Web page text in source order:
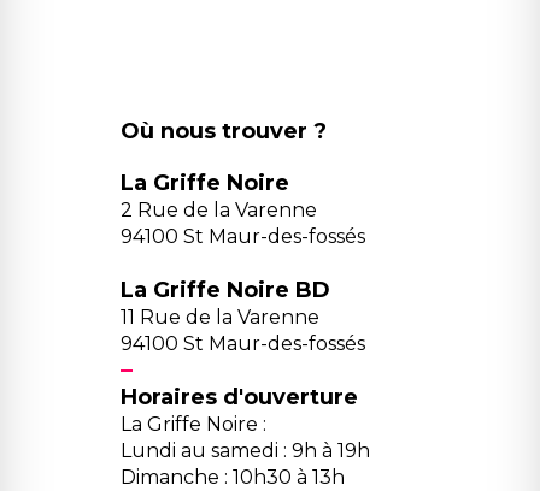
Où nous trouver ?
La Griffe Noire
2 Rue de la Varenne
94100 St Maur-des-fossés
La Griffe Noire BD
11 Rue de la Varenne
94100 St Maur-des-fossés
Horaires d'ouverture
La Griffe Noire :
Lundi au samedi : 9h à 19h
Dimanche : 10h30 à 13h